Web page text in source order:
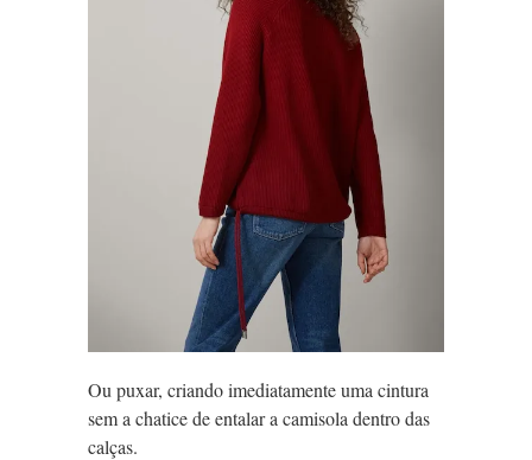
Ou puxar, criando imediatamente uma cintura
sem a chatice de entalar a camisola dentro das
calças.